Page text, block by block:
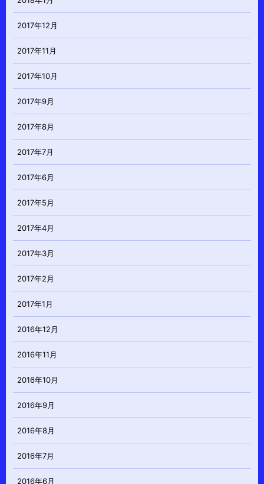
2017年12月
2017年11月
2017年10月
2017年9月
2017年8月
2017年7月
2017年6月
2017年5月
2017年4月
2017年3月
2017年2月
2017年1月
2016年12月
2016年11月
2016年10月
2016年9月
2016年8月
2016年7月
2016年6月